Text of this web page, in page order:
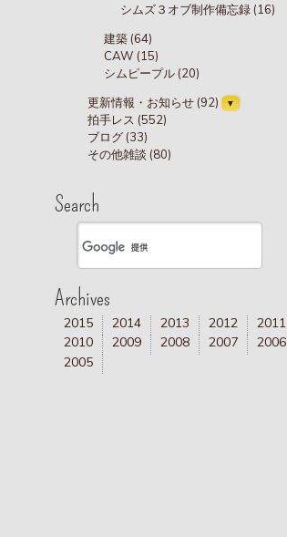
シムズ３オブ制作備忘録 (16)
建築 (64)
CAW (15)
シムピープル (20)
更新情報・お知らせ (92)
拍手レス (552)
ブログ (33)
その他雑談 (80)
Search
Archives
2015 2014 2013 2012
2011
2010
2009 2008 2007
2006
2005